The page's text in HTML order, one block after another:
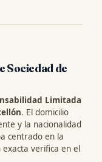
Sociedad de
Limitada
. El domicilio
y la nacionalidad
centrado en la
verifica en el